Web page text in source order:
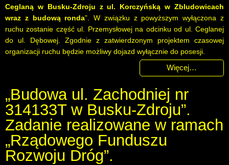
Ceglaną w Busku-Zdroju z ul. Korczyńską w Zbludowicach
wraz z budową ronda”. W związku z powyższym wyłączona z
ruchu zostanie część ul. Przemysłowej na odcinku od ul. Ceglanej
do ul. Dębowej. Zgodnie z zatwierdzonym projektem czasowej
organizacji ruchu będzie możliwy dojazd wyłącznie do posesji.
Więcej…
„Budowa ul. Zachodniej nr
314133T w Busku-Zdroju”.
Zadanie realizowane w ramach
„Rządowego Funduszu
Rozwoju Dróg”.